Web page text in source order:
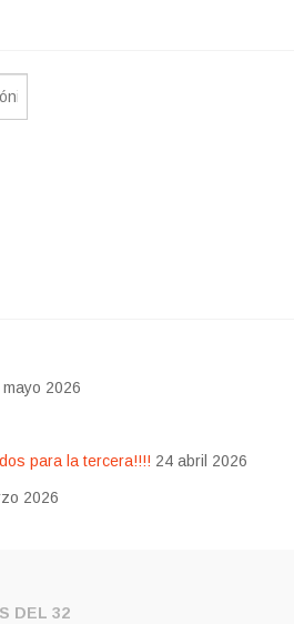
mayo 2026
para la tercera!!!! 24 abril 2026
2026
DEL 32